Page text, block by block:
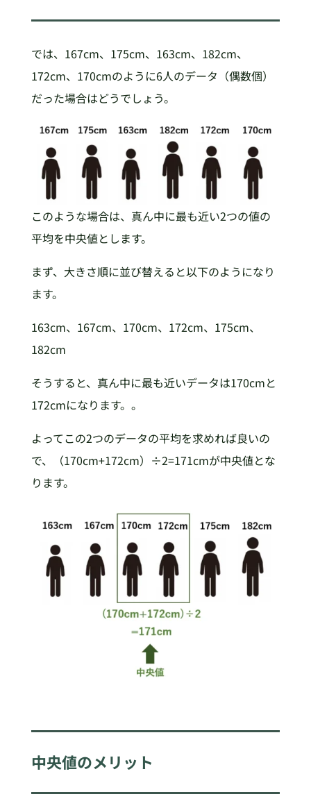
では、167cm、175cm、163cm、182cm、
172cm、170cmのように6人のデータ（偶数個）
だった場合はどうでしょう。
このような場合は、真ん中に最も近い2つの値の
平均を中央値とします。
まず、大きさ順に並び替えると以下のようになり
ます。
163cm、167cm、170cm、172cm、175cm、
182cm
そうすると、真ん中に最も近いデータは170cmと
172cmになります。。
よってこの2つのデータの平均を求めれば良いの
で、（170cm+172cm）÷2=171cmが中央値とな
ります。
中央値のメリット